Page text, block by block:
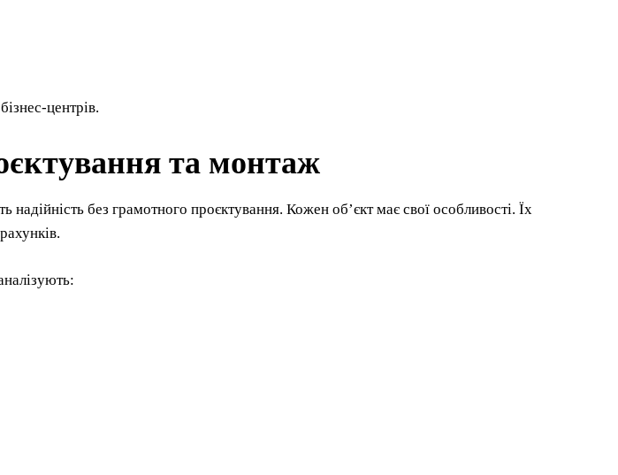
центрів.
та монтаж
надійність без грамотного проєктування. Кожен об’єкт має свої особливості. Їх